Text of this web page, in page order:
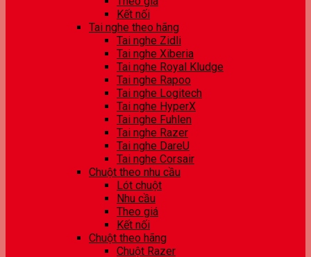
Kết nối
Tai nghe theo hãng
Tai nghe Zidli
Tai nghe Xiberia
Tai nghe Royal Kludge
Tai nghe Rapoo
Tai nghe Logitech
Tai nghe HyperX
Tai nghe Fuhlen
Tai nghe Razer
Tai nghe DareU
Tai nghe Corsair
Chuột theo nhu cầu
Lót chuột
Nhu cầu
Theo giá
Kết nối
Chuột theo hãng
Chuột Razer